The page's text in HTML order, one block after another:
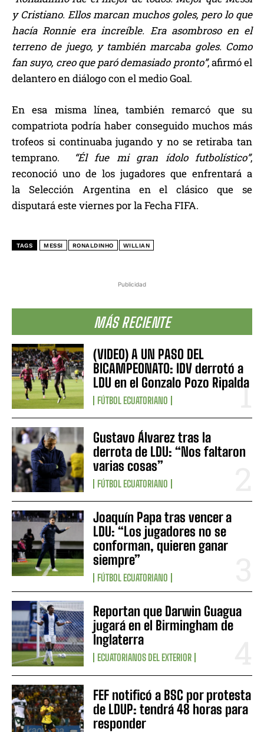
Publicidad
MÁS RECIENTE
(VIDEO) A UN PASO DEL
BICAMPEONATO: IDV derrotó a
LDU en el Gonzalo Pozo Ripalda
FÚTBOL ECUATORIANO
Gustavo Álvarez tras la
derrota de LDU: “Nos faltaron
varias cosas”
FÚTBOL ECUATORIANO
Joaquín Papa tras vencer a
LDU: “Los jugadores no se
conforman, quieren ganar
siempre”
FÚTBOL ECUATORIANO
Reportan que Darwin Guagua
jugará en el Birmingham de
Inglaterra
ECUATORIANOS DEL EXTERIOR
FEF notificó a BSC por protesta
de LDUP: tendrá 48 horas para
responder
y Cristiano. Ellos marcan muchos goles, pero lo que
hacía Ronnie era increíble. Era asombroso en el
terreno de juego, y también marcaba goles. Como
fan suyo, creo que paró demasiado pronto”, afirmó el
delantero en diálogo con el medio Goal.
En esa misma línea, también remarcó que su
compatriota podría haber conseguido muchos más
trofeos si continuaba jugando y no se retiraba tan
temprano.
“Él fue mi gran ídolo futbolístico”,
reconoció uno de los jugadores que enfrentará a
la Selección Argentina en el clásico que se
disputará este viernes por la Fecha FIFA.
TAGS MESSI RONALDINHO WILLIAN